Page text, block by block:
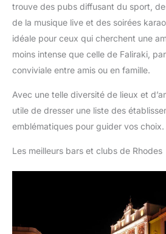
trouve des pubs diffusant du sport,
de la musique live et des soirées
idéale pour ceux qui cherchent une
moins intense que celle de Faliraki,
conviviale entre amis ou en famille.
Avec une telle diversité de lieux et
utile de dresser une liste des
emblématiques pour guider vos choix.
Les meilleurs bars et clubs de Rhodes